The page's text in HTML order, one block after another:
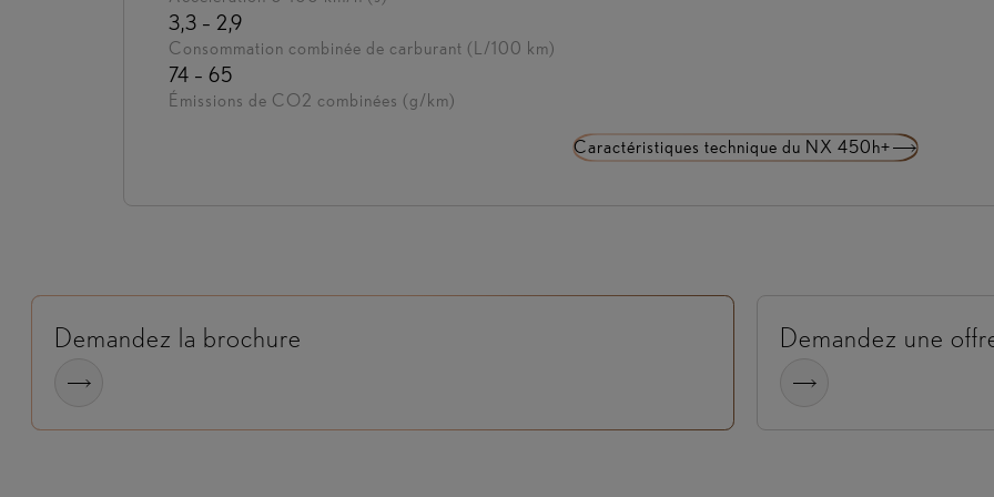
Consommation combinée de carburant (L/100 km)
3,3 – 2,9
Émissions de CO2 combinées (g/km)
74 – 65
Caractéristiques technique du NX 450h+
Demandez la brochure Demandez une